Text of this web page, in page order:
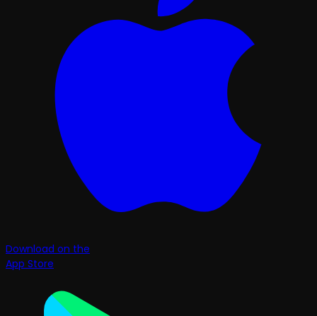
Download on the
App Store